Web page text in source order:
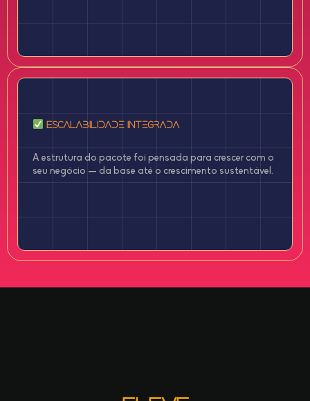
Escalabilidade Integrada
A estrutura do pacote foi pensada para crescer com o
seu negócio — da base até o crescimento sustentável.